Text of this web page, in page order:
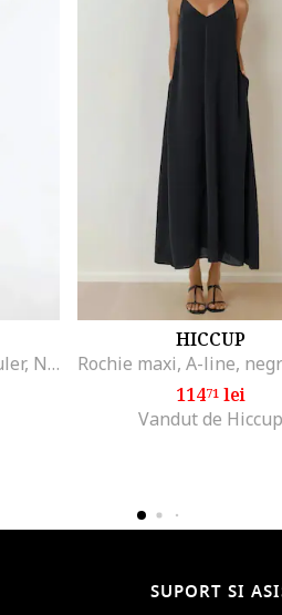
Rochie midi cu cordon, guler, Negru
HICCUP
11471lei
Vandut de Hiccup
SUPORT SI